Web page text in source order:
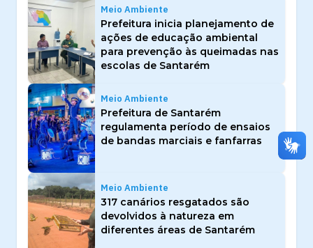
Meio Ambiente
Prefeitura inicia planejamento de
ações de educação ambiental
para prevenção às queimadas nas
escolas de Santarém
Meio Ambiente
Prefeitura de Santarém
regulamenta período de ensaios
de bandas marciais e fanfarras
Meio Ambiente
317 canários resgatados são
devolvidos à natureza em
diferentes áreas de Santarém